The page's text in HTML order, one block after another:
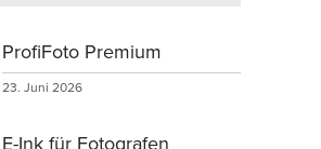
ProfiFoto Premium
23. Juni 2026
E-Ink für Fotografen